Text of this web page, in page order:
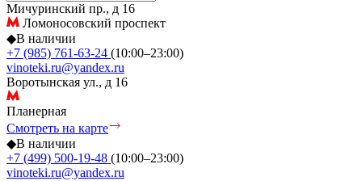
Мичуринский пр., д 16
Ломоносовский проспект
◆В наличии
+7 (985) 761-63-24 (10:00–23:00)
vinoteki.ru@yandex.ru
Воротынская ул., д 16
Планерная
Смотреть на карте
◆В наличии
+7 (499) 500-19-48 (10:00–23:00)
vinoteki.ru@yandex.ru